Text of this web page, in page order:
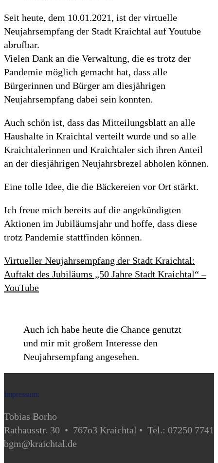
Seit heute, dem 10.01.2021, ist der virtuelle
Neujahrsempfang der Stadt Kraichtal auf Youtube
abrufbar.
Vielen Dank an die Verwaltung, die es trotz der
Pandemie möglich gemacht hat, dass alle
Bürgerinnen und Bürger am diesjährigen
Neujahrsempfang dabei sein konnten.
Auch schön ist, dass das Mitteilungsblatt an alle
Haushalte in Kraichtal verteilt wurde und so alle
Kraichtalerinnen und Kraichtaler sich ihren Anteil
an der diesjährigen Neujahrsbrezel abholen können.
Eine tolle Idee, die die Bäckereien vor Ort stärkt.
Ich freue mich bereits auf die angekündigten
Aktionen im Jubiläumsjahr und hoffe, dass diese
trotz Pandemie stattfinden können.
Virtueller Neujahrsempfang der Stadt Kraichtal:
Auftakt des Jubiläums „50 Jahre Stadt Kraichtal“ –
YouTube
Auch ich habe heute die Chance genutzt
und mir mit großem Interesse den
Neujahrsempfang angesehen.
Impressum:
Tobias Borho
Rathausstr. 30 • 767o3 Kraichtal • Tel.: 07250 7741
bgm@kraichtal.de